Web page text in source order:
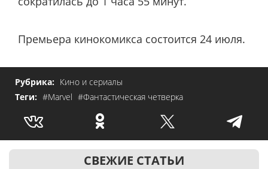
Премьера кинокомикса состоится 24 июля.
Рубрика: Кино и сериалы
Теги: #Marvel #Фантастическая четверка
СВЕЖИЕ СТАТЬИ